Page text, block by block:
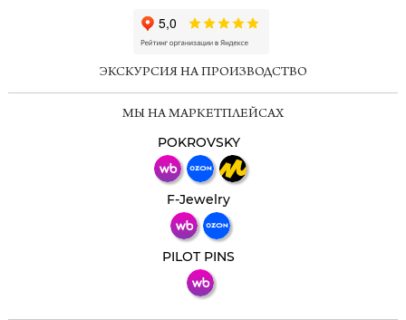
ЭКСКУРСИЯ НА ПРОИЗВОДСТВО
МЫ НА МАРКЕТПЛЕЙСАХ
POKROVSKY
F-Jewelry
PILOT PINS